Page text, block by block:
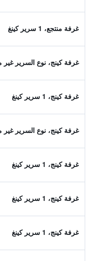
غرفة منتجع، 1 سرير كينغ
غرفة كينج، نوع السرير
غرفة كينج، 1 سرير كينغ
غرفة كينج، نوع السرير
غرفة كينج، 1 سرير كينغ
غرفة كينج، 1 سرير كينغ
غرفة كينج، 1 سرير كينغ